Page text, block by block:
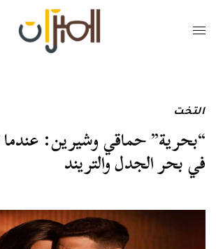
التخت
“بحرية” حماقي وشيرين: عندما
في بحر الجدل والتريند